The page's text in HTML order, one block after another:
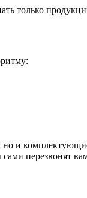
только
и